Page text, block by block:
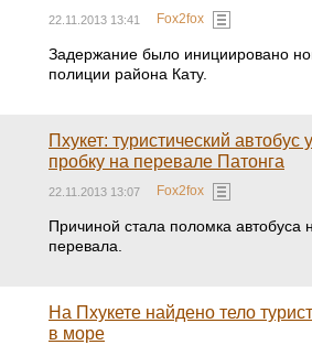
22.11.2013 13:41 Fox2fox
Задержание было инициировано
полиции района Кату.
Пхукет: туристический автобус
пробку на перевале Патонга
22.11.2013 13:07 Fox2fox
Причиной стала поломка автобуса
перевала.
На Пхукете найдено тело
в море